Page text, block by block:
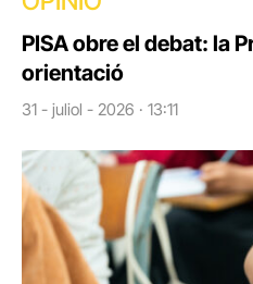
PISA obre el debat: la
orientació
31 - juliol - 2026 · 13:11